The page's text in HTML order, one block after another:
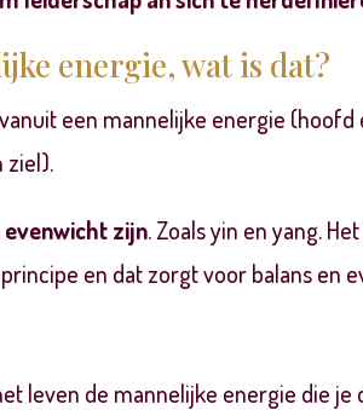
energie,wat is dat?
een mannelijke energie (hoofd
ziel).
zijn.Zoals yin en yang.
en dat zorgt voorbalans en
leven de mannelijke energie die je